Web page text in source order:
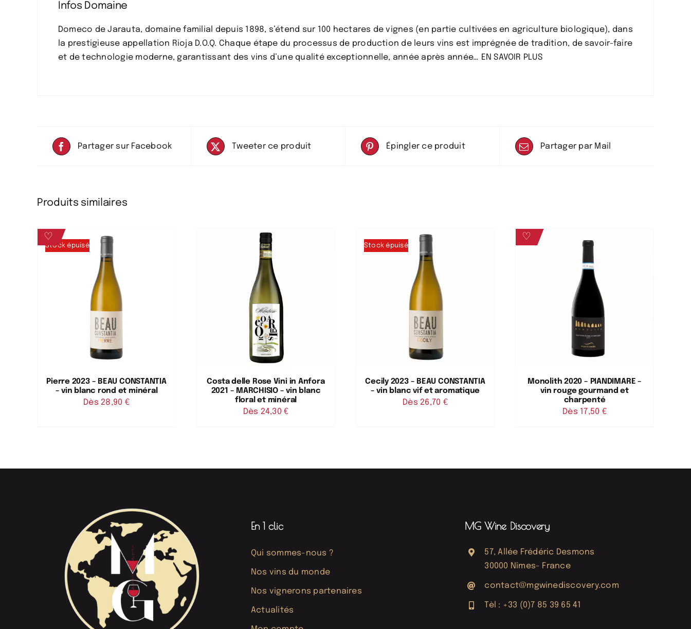
blanc
frais
Infos Domaine
Domeco de Jarauta, domaine familial depuis 1898, s’étend sur 100 hectares de vignes (en partie cultivées en agriculture biologique), dans
la prestigieuse appellation Rioja D.O.Q. Chaque étape du processus de production de leurs vins est imprégnée de tradition, de savoir-faire
et de technologie moderne, garantissant des vins d’une qualité exceptionnelle, année après année… EN SAVOIR PLUS
Partager sur Facebook Tweeter ce produit Épingler ce produit Partager par Mail
Produits similaires
Stock épuisé
♡
Pierre 2023 – BEAU CONSTANTIA
– vin blanc rond et minéral
Dès 28,90 €
Costa delle Rose Vini in Anfora
2021 – MARCHISIO – vin blanc
floral et minéral
Dès 24,30€
Stock épuisé
Cecily 2023 – BEAU CONSTANTIA
– vin blanc vif et aromatique
Dès 26,70 €
♡
Monolith 2020 – PIANDIMARE –
vin rouge gourmand et
charpenté
Dès 17,50 €
En 1 clic
Qui sommes-nous ?
Nos vins du monde
Nos vignerons partenaires
Actualités
MG Wine Discovery
57, Allée Frédéric Desmons
30000 Nîmes- France
contact@mgwinediscovery.com
Tèl : +33 (0)7 85 39 65 41